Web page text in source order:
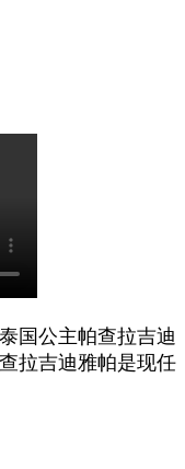
国公主帕查拉吉迪
拉吉迪雅帕是现任